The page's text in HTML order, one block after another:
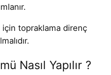
için topraklama direnç
Nasıl Yapılır ?